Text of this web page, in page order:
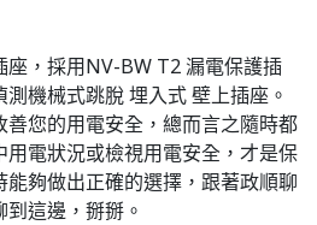
座，採用NV-BW T2 漏電保護插
機械式跳脫 埋入式 壁上插座。
您的用電安全，總而言之隨時都
電狀況或檢視用電安全，才是保
夠做出正確的選擇，跟著政順聊
這邊，掰掰。